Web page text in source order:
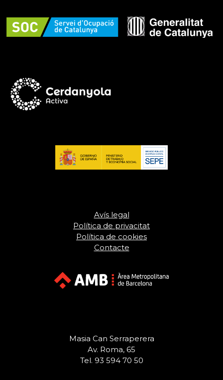
Avís legal
Política de privacitat
Política de cookies
Contacte
Masia Can Serraperera
Av. Roma, 65
Tel. 93 594 70 50